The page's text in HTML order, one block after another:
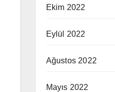
Ekim 2022
Eylül 2022
Ağustos 2022
Mayıs 2022